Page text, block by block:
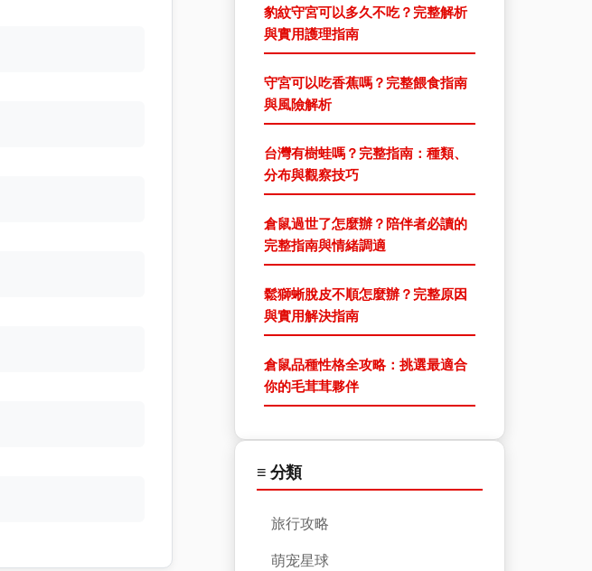
豹紋守宮可以多久不吃？完整解析
與實用護理指南
守宮可以吃香蕉嗎？完整餵食指南
與風險解析
台灣有樹蛙嗎？完整指南：種類、
分布與觀察技巧
倉鼠過世了怎麼辦？陪伴者必讀的
完整指南與情緒調適
鬆獅蜥脫皮不順怎麼辦？完整原因
與實用解決指南
倉鼠品種性格全攻略：挑選最適合
你的毛茸茸夥伴
≡ 分類
旅行攻略
萌宠星球